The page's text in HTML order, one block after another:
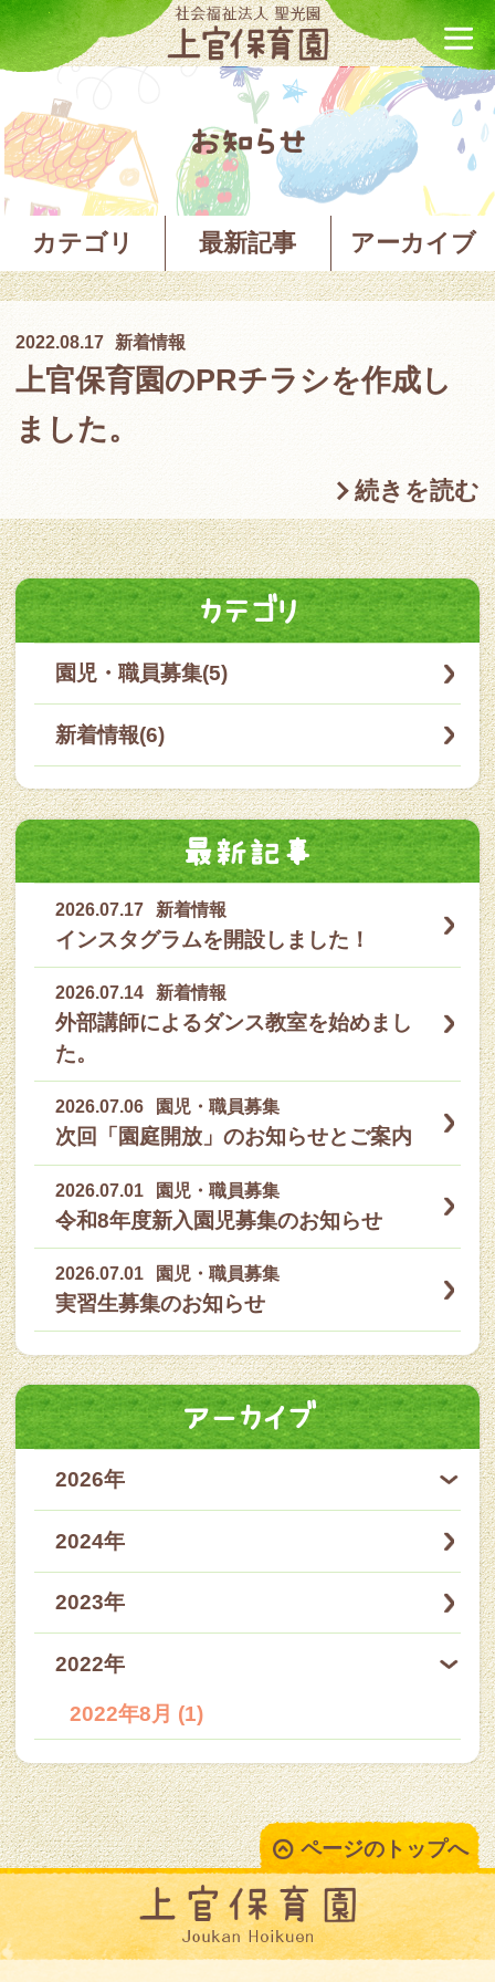
お知らせ
カテゴリ 最新記事 アーカイブ
2022.08.17 新着情報
上官保育園のPRチラシを作成し
ました。
続きを読む
カテゴリ
園児・職員募集(5)
新着情報(6)
最新記事
2026.07.17 新着情報
インスタグラムを開設しました！
2026.07.14 新着情報
外部講師によるダンス教室を始めまし
た。
2026.07.06 園児・職員募集
次回「園庭開放」のお知らせとご案内
2026.07.01 園児・職員募集
令和8年度新入園児募集のお知らせ
2026.07.01 園児・職員募集
実習生募集のお知らせ
アーカイブ
2026年
2024年
2023年
2022年
2022年8月 (1)
ページのトップへ